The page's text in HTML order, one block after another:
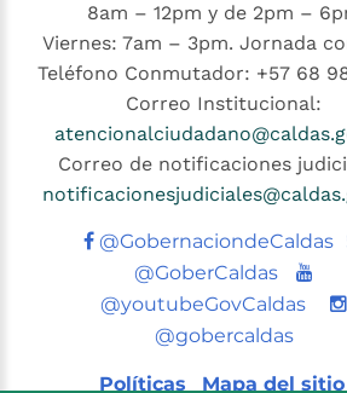
8am – 12pm y de 2pm –
Viernes: 7am – 3pm. Jornada
Teléfono Conmutador: +57 68
Correo Institucional:
Correo de notificaciones
@GobernaciondeCaldas
@GoberCaldas
@youtubeGovCaldas
@gobercaldas
Políticas Mapa del sitio